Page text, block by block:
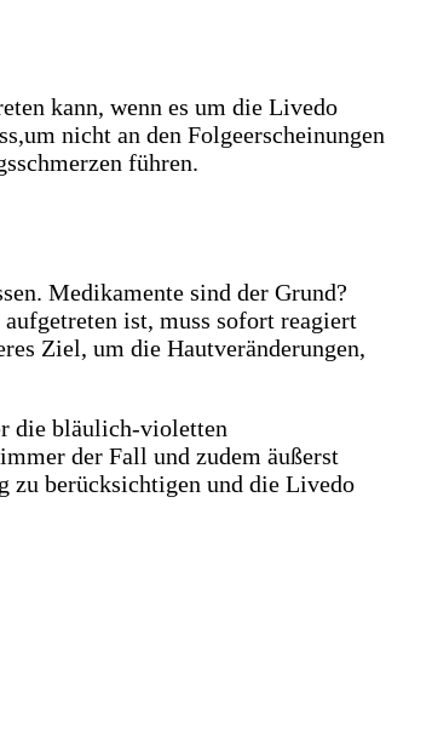
kann, wenn es um die Livedo
nicht an den Folgeerscheinungen
führen.
Medikamente sind der Grund?
ist, muss sofort reagiert
Ziel, um die Hautveränderungen,
die bläulich-violetten
der Fall und zudem äußerst
zu berücksichtigen und die Livedo